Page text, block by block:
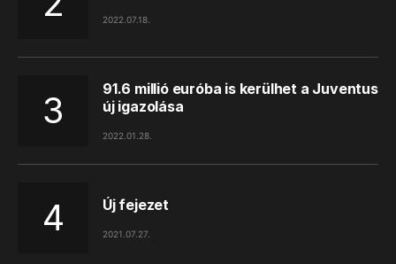
2022.07.18.
91.6 millió euróba is kerülhet a Juventus
új igazolása
2022.01.28.
Új fejezet
2021.07.27.